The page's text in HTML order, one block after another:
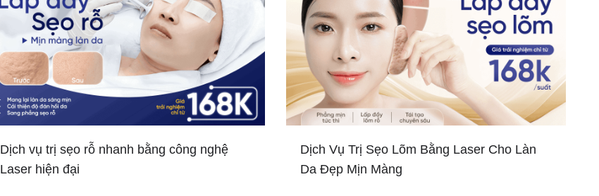
Dịch vụ trị sẹo rỗ nhanh bằng công nghệ
Laser hiện đại
Dịch Vụ Trị Sẹo Lõm Bằng Laser Cho Làn
Da Đẹp Mịn Màng